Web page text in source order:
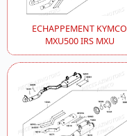
ECHAPPEMENT KYMCO
MXU500 IRS MXU